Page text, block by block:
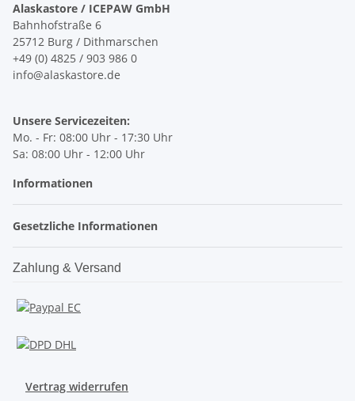
Alaskastore / ICEPAW GmbH
Bahnhofstraße 6
25712 Burg / Dithmarschen
+49 (0) 4825 / 903 986 0
info@alaskastore.de
Unsere Servicezeiten:
Mo. - Fr: 08:00 Uhr - 17:30 Uhr
Sa: 08:00 Uhr - 12:00 Uhr
Informationen
Gesetzliche Informationen
Zahlung & Versand
Vertrag widerrufen